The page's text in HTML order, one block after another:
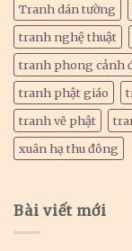
Tranh dán tường
tranh nghệ thuật
tranh phong cảnh
tranh phật giáo
tranh vẽ phật
xuân hạ thu đông
Bài viết mới